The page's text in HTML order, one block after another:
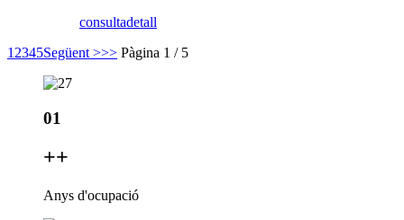
consultadetall
1 2345Següent >>> Pàgina 1 / 5
01
++
Anys d'ocupació